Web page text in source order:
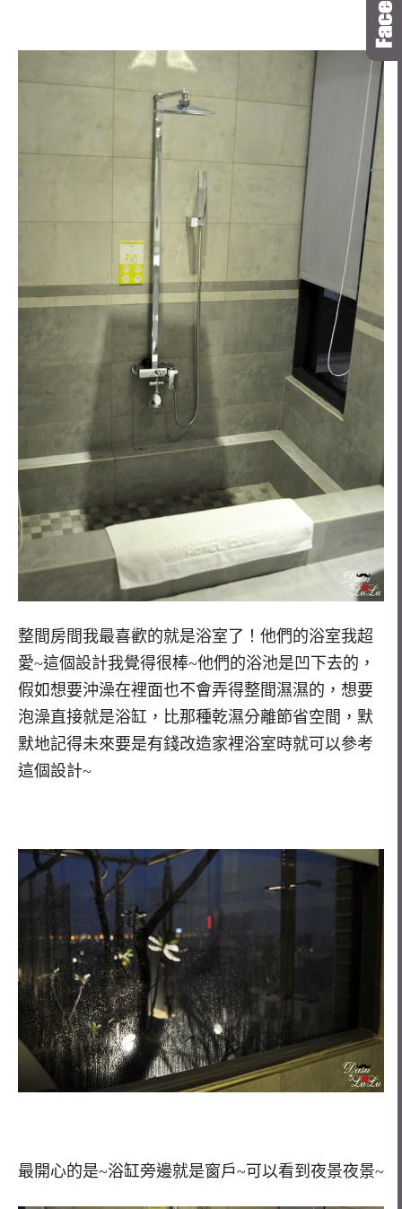
整間房間我最喜歡的就是浴室了！他們的浴室我超
愛~這個設計我覺得很棒~他們的浴池是凹下去的，
假如想要沖澡在裡面也不會弄得整間濕濕的，想要
泡澡直接就是浴缸，比那種乾濕分離節省空間，默
默地記得未來要是有錢改造家裡浴室時就可以參考
這個設計~
最開心的是~浴缸旁邊就是窗戶~可以看到夜景夜景~